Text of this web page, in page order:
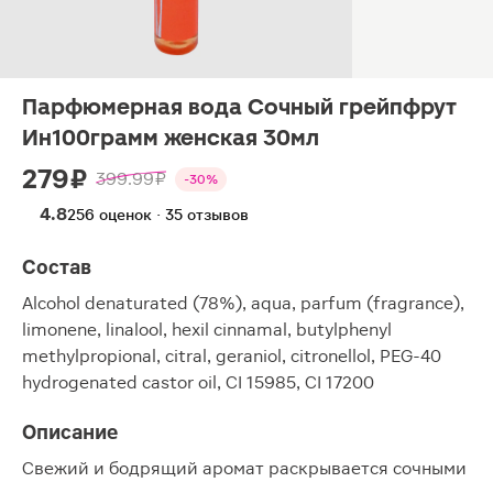
Парфюмерная вода Сочный грейпфрут
Ин100грамм женская 30мл
279 ₽ 399.99 ₽ -30%
4.8256 оценок · 35 отзывов
Состав
Alcohol denaturated (78%), aqua, parfum (fragrance),
limonene, linalool, hexil cinnamal, butylphenyl
methylpropional, citral, geraniol, citronellol, PEG-40
hydrogenated castor oil, CI 15985, CI 17200
Описание
Свежий и бодрящий аромат раскрывается сочными